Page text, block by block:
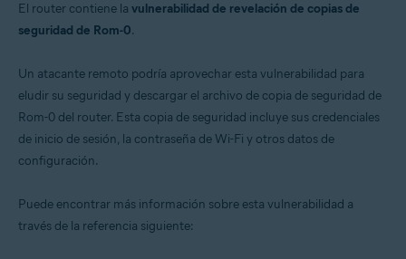
El router contiene la vulnerabilidad de revelación de copias de
seguridad de Rom-0.
Un atacante remoto podría aprovechar esta vulnerabilidad para
eludir su seguridad y descargar el archivo de copia de seguridad de
Rom-0 del router. Esta copia de seguridad incluye sus credenciales
de inicio de sesión, la contraseña de Wi-Fi y otros datos de
configuración.
Puede encontrar más información sobre esta vulnerabilidad a
través de la referencia siguiente: